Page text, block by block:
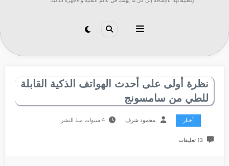
نظرة أولى على أحدث الهواتف الذكية القابلة
للطي من سامسونج
أخبار محمود شرف 4 سنوات منذ النشر
13 تعليقات